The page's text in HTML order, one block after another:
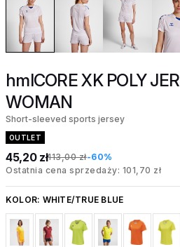
hmlCORE XK POLY
WOMAN
Short-sleeved sports jersey
OUTLET
45,20 zł113,00 zł-60%
Ostatnia cena sprzedaży: 101,70 zł
KOLOR: WHITE/TRUE BLUE